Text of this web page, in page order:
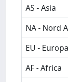
AS - Asia
NA - Nord
EU - Europa
AF - Africa